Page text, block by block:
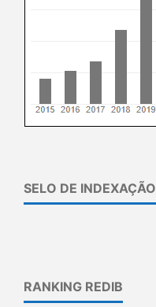
SELO DE INDEXAÇÃO
RANKING REDIB